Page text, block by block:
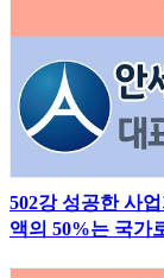
502강 성공한 사
액의 50%는 국가